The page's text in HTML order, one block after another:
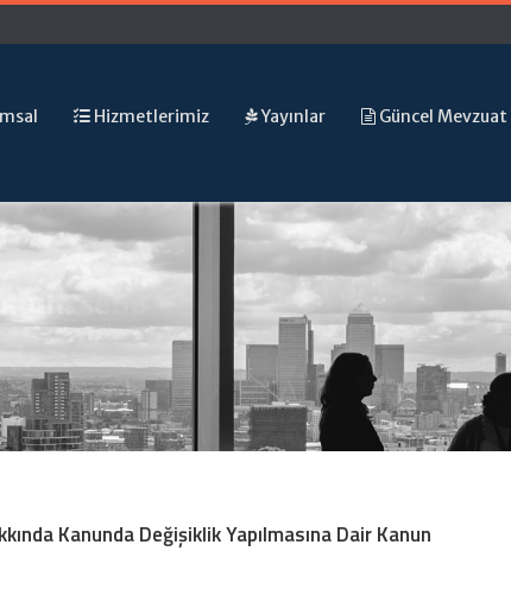
Hizmetlerimiz Yayınlar Güncel Mevzuat
Kanunda Değişiklik Yapılmasına Dair Kanun